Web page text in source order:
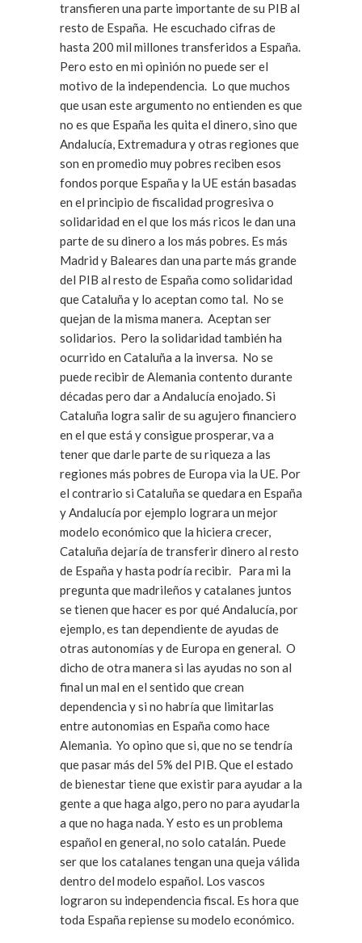
transfieren una parte importante de su PIB al
resto de España. He escuchado cifras de
hasta 200 mil millones transferidos a España.
Pero esto en mi opinión no puede ser el
motivo de la independencia. Lo que muchos
que usan este argumento no entienden es que
no es que España les quita el dinero, sino que
Andalucía, Extremadura y otras regiones que
son en promedio muy pobres reciben esos
fondos porque España y la UE están basadas
en el principio de fiscalidad progresiva o
solidaridad en el que los más ricos le dan una
parte de su dinero a los más pobres. Es más
Madrid y Baleares dan una parte más grande
del PIB al resto de España como solidaridad
que Cataluña y lo aceptan como tal. No se
quejan de la misma manera. Aceptan ser
solidarios. Pero la solidaridad también ha
ocurrido en Cataluña a la inversa. No se
puede recibir de Alemania contento durante
décadas pero dar a Andalucía enojado. Si
Cataluña logra salir de su agujero financiero
en el que está y consigue prosperar, va a
tener que darle parte de su riqueza a las
regiones más pobres de Europa via la UE. Por
el contrario si Cataluña se quedara en España
y Andalucía por ejemplo lograra un mejor
modelo económico que la hiciera crecer,
Cataluña dejaría de transferir dinero al resto
de España y hasta podría recibir. Para mi la
pregunta que madrileños y catalanes juntos
se tienen que hacer es por qué Andalucía, por
ejemplo, es tan dependiente de ayudas de
otras autonomías y de Europa en general. O
dicho de otra manera si las ayudas no son al
final un mal en el sentido que crean
dependencia y si no habría que limitarlas
entre autonomias en España como hace
Alemania. Yo opino que si, que no se tendría
que pasar más del 5% del PIB. Que el estado
de bienestar tiene que existir para ayudar a la
gente a que haga algo, pero no para ayudarla
a que no haga nada. Y esto es un problema
español en general, no solo catalán. Puede
ser que los catalanes tengan una queja válida
dentro del modelo español. Los vascos
lograron su independencia fiscal. Es hora que
toda España repiense su modelo económico.